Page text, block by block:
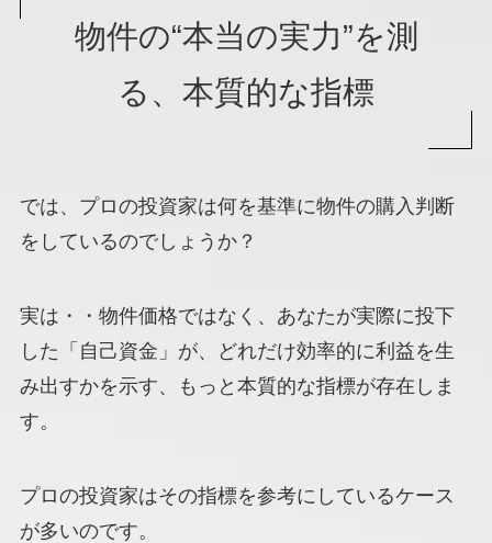
物件の“本当の実力”を測
る、本質的な指標
では、プロの投資家は何を基準に物件の購入判断
をしているのでしょうか？
実は・・物件価格ではなく、あなたが実際に投下
した「自己資金」が、どれだけ効率的に利益を生
み出すかを示す、もっと本質的な指標が存在しま
す。
プロの投資家はその指標を参考にしているケース
が多いのです。